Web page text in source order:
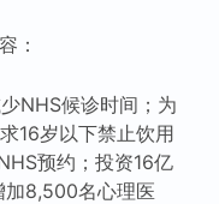
：
NHS候诊时间；为
16岁以下禁止饮用
预约；投资16亿
加8,500名心理医